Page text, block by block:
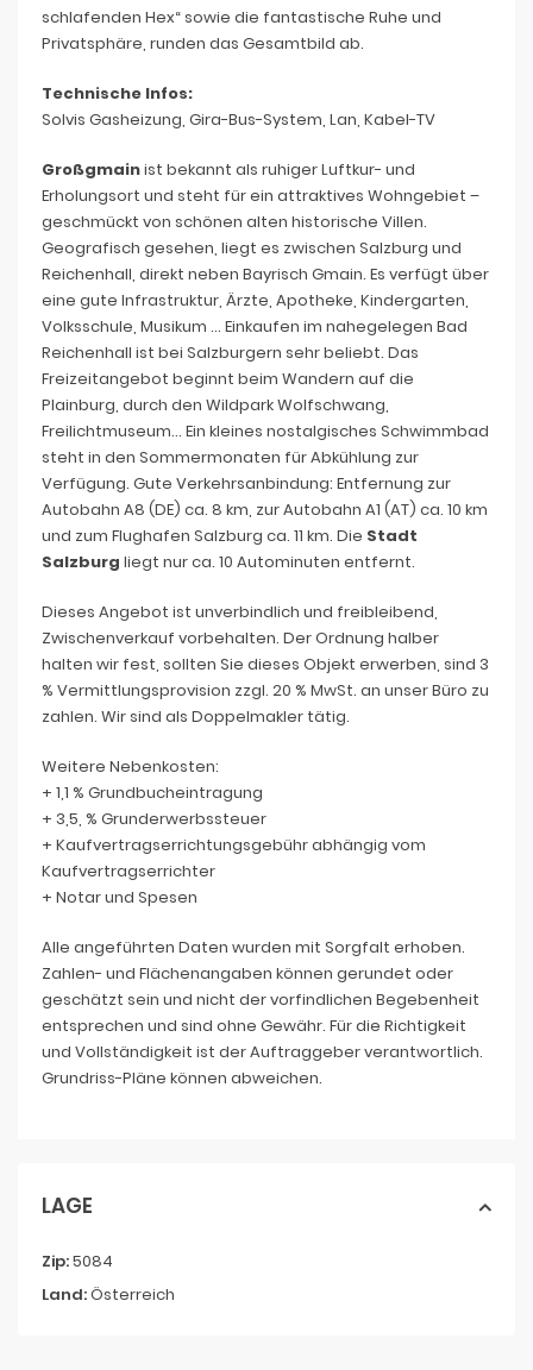
schlafenden Hex“ sowie die fantastische Ruhe und
Privatsphäre, runden das Gesamtbild ab.
Technische Infos:
Solvis Gasheizung, Gira-Bus-System, Lan, Kabel-TV
Großgmainist bekannt als ruhiger Luftkur- und
Erholungsort und steht für ein attraktives Wohngebiet –
geschmückt von schönen alten historische Villen.
Geografisch gesehen, liegt es zwischen Salzburg und
Reichenhall, direkt neben Bayrisch Gmain. Es verfügt über
eine gute Infrastruktur, Ärzte, Apotheke, Kindergarten,
Volksschule, Musikum … Einkaufen im nahegelegen Bad
Reichenhall ist bei Salzburgern sehr beliebt. Das
Freizeitangebot beginnt beim Wandern auf die
Plainburg, durch den Wildpark Wolfschwang,
Freilichtmuseum… Ein kleines nostalgisches Schwimmbad
steht in den Sommermonaten für Abkühlung zur
Verfügung. Gute Verkehrsanbindung: Entfernung zur
Autobahn A8 (DE) ca. 8 km, zur Autobahn A1 (AT) ca. 10 km
und zum Flughafen Salzburg ca. 11 km. Die Stadt
Salzburg liegt nur ca. 10 Autominuten entfernt.
Dieses Angebot ist unverbindlich und freibleibend,
Zwischenverkauf vorbehalten. Der Ordnung halber
halten wir fest, sollten Sie dieses Objekt erwerben, sind 3
% Vermittlungsprovision zzgl. 20 % MwSt. an unser Büro zu
zahlen. Wir sind als Doppelmakler tätig.
Weitere Nebenkosten:
+ 1,1 % Grundbucheintragung
+ 3,5, % Grunderwerbssteuer
+ Kaufvertragserrichtungsgebühr abhängig vom
Kaufvertragserrichter
+ Notar und Spesen
Alle angeführten Daten wurden mit Sorgfalt erhoben.
Zahlen- und Flächenangaben können gerundet oder
geschätzt sein und nicht der vorfindlichen Begebenheit
entsprechen und sind ohne Gewähr. Für die Richtigkeit
und Vollständigkeit ist der Auftraggeber verantwortlich.
Grundriss-Pläne können abweichen.
LAGE
Zip:5084
Land:Österreich